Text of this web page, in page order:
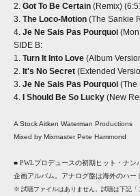
2. Got To Be Certain (Remix)
3. The Loco-Motion (The Sankie
4. Je Ne Sais Pas Pourquoi
SIDE B:
1.
Turn It Into Love (Album
2. It's No Secret (Extended
3. Je Ne Sais Pas Pourquoi (The
4. I Should Be So Lucky (New
A Stock Aitken Waterman Productions
Mixed by Mixmaster Pete Hammond
■ PWLプロデュースの初期ヒット・ナ
企画アルバム。アナログ盤は海外のハー
※ 試聴ファイルはありません。試聴は下記「